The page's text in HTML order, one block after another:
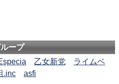
ープ
乙女新党
ライムベ
.inc asfi